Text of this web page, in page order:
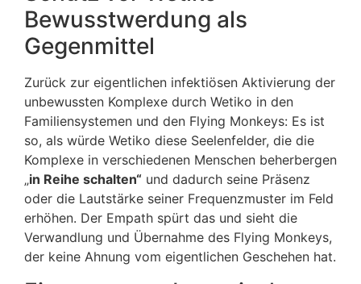
Bewusstwerdung als
Gegenmittel
Zurück zur eigentlichen infektiösen Aktivierung der
unbewussten Komplexe durch Wetiko in den
Familiensystemen und den Flying Monkeys: Es ist
so, als würde Wetiko diese Seelenfelder, die die
Komplexe in verschiedenen Menschen beherbergen
„in Reihe schalten“ und dadurch seine Präsenz
oder die Lautstärke seiner Frequenzmuster im Feld
erhöhen. Der Empath spürt das und sieht die
Verwandlung und Übernahme des Flying Monkeys,
der keine Ahnung vom eigentlichen Geschehen hat.